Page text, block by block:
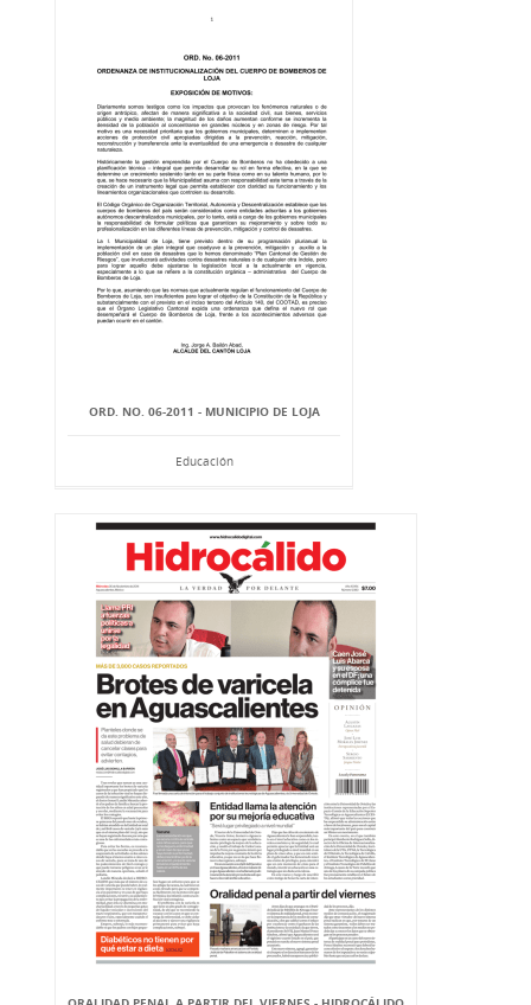
ORD. NO. 06-2011 - MUNICIPIO DE LOJA
Educación